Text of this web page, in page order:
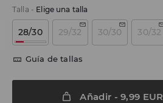
Talla - Elige una talla
28/30 29/32 30/30 30/32
Guía de tallas
Añadir -9,99 EUR